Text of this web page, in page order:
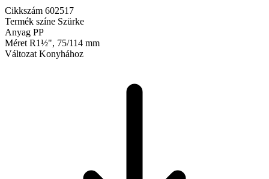
Cikkszám 602517
Termék színe Szürke
Anyag PP
Méret R1½", 75/114 mm
Változat Konyhához